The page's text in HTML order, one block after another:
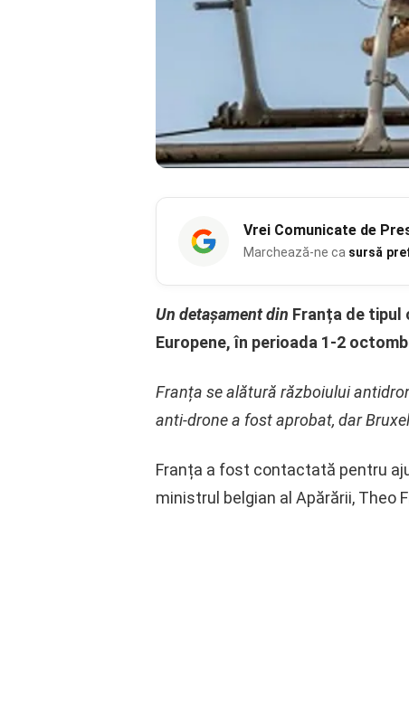
Vrei Comunicate de
Marchează-ne ca sursă
Un detașament din Franța de tipul
Europene, în perioada 1-2
Franța se alătură războiului
anti-drone a fost aprobat, dar
Franța a fost contactată pentru
ministrul belgian al Apărării, Theo